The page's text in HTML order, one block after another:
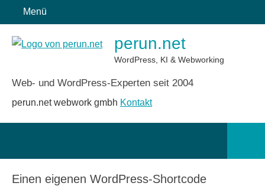
Inhalt
springen
Menü
perun.net
WordPress, KI & Webworking
Web- und WordPress-Experten seit 2004
perun.net webwork gmbh Kontakt
Einen eigenen WordPress-Shortcode